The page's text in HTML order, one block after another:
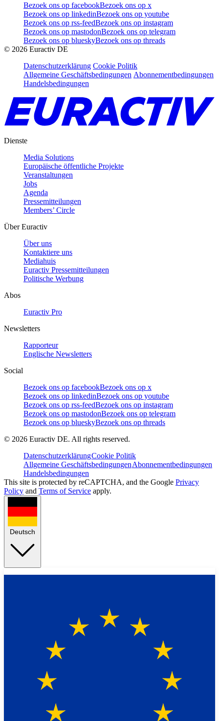
Bezoek ons op facebookBezoek ons op x
Bezoek ons op linkedinBezoek ons op youtube
Bezoek ons op rss-feedBezoek ons op instagram
Bezoek ons op mastodonBezoek ons op telegram
Bezoek ons op blueskyBezoek ons op threads
© 2026 Euractiv DE
Datenschutzerklärung Cookie Politik
Allgemeine Geschäftsbedingungen Abonnementbedingungen
Handelsbedingungen
Dienste
Media Solutions
Europäische öffentliche Projekte
Veranstaltungen
Jobs
Agenda
Pressemitteilungen
Members’ Circle
Über Euractiv
Über uns
Kontaktiere uns
Mediahuis
Euractiv Pressemitteilungen
Politische Werbung
Abos
Euractiv Pro
Newsletters
Rapporteur
Englische Newsletters
Social
Bezoek ons op facebookBezoek ons op x
Bezoek ons op linkedinBezoek ons op youtube
Bezoek ons op rss-feedBezoek ons op instagram
Bezoek ons op mastodonBezoek ons op telegram
Bezoek ons op blueskyBezoek ons op threads
© 2026 Euractiv DE. All rights reserved.
DatenschutzerklärungCookie Politik
Allgemeine GeschäftsbedingungenAbonnementbedingungen
Handelsbedingungen
This site is protected by reCAPTCHA, and the Google Privacy
Policy and Terms of Service apply.
Deutsch